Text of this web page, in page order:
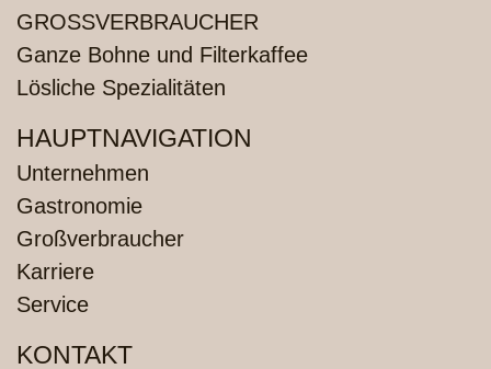
GROSSVERBRAUCHER
Ganze Bohne und Filterkaffee
Lösliche Spezialitäten
HAUPTNAVIGATION
Unternehmen
Gastronomie
Großverbraucher
Karriere
Service
KONTAKT